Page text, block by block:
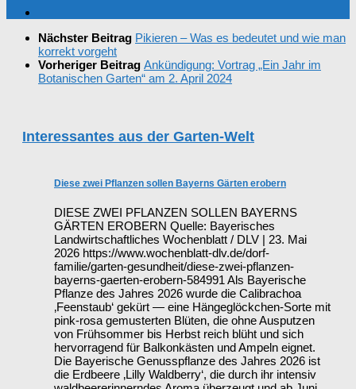
Nächster Beitrag Pikieren – Was es bedeutet und wie man
korrekt vorgeht
Vorheriger Beitrag Ankündigung: Vortrag „Ein Jahr im
Botanischen Garten“ am 2. April 2024
Interessantes aus der Garten-Welt
Diese zwei Pflanzen sollen Bayerns Gärten erobern
DIESE ZWEI PFLANZEN SOLLEN BAYERNS
GÄRTEN EROBERN Quelle: Bayerisches
Landwirtschaftliches Wochenblatt / DLV | 23. Mai
2026 https://www.wochenblatt-dlv.de/dorf-
familie/garten-gesundheit/diese-zwei-pflanzen-
bayerns-gaerten-erobern-584991 Als Bayerische
Pflanze des Jahres 2026 wurde die Calibrachoa
‚Feenstaub‘ gekürt — eine Hängeglöckchen-Sorte mit
pink-rosa gemusterten Blüten, die ohne Ausputzen
von Frühsommer bis Herbst reich blüht und sich
hervorragend für Balkonkästen und Ampeln eignet.
Die Bayerische Genusspflanze des Jahres 2026 ist
die Erdbeere ‚Lilly Waldberry‘, die durch ihr intensiv